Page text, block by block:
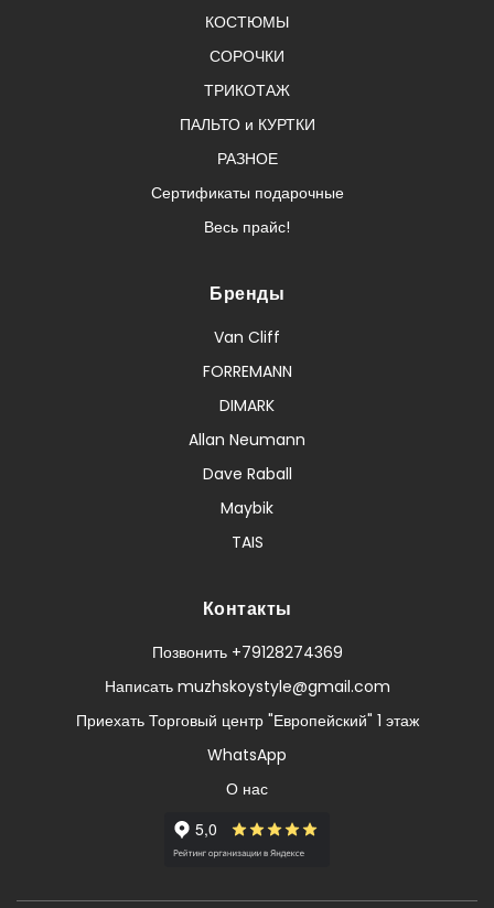
КОСТЮМЫ
СОРОЧКИ
ТРИКОТАЖ
ПАЛЬТО и КУРТКИ
РАЗНОЕ
Сертификаты подарочные
Весь прайс!
Бренды
Van Cliff
FORREMANN
DIMARK
Allan Neumann
Dave Raball
Maybik
TAIS
Контакты
Позвонить +79128274369
Написать muzhskoystyle@gmail.com
Приехать Торговый центр "Европейский" 1 этаж
WhatsApp
О нас